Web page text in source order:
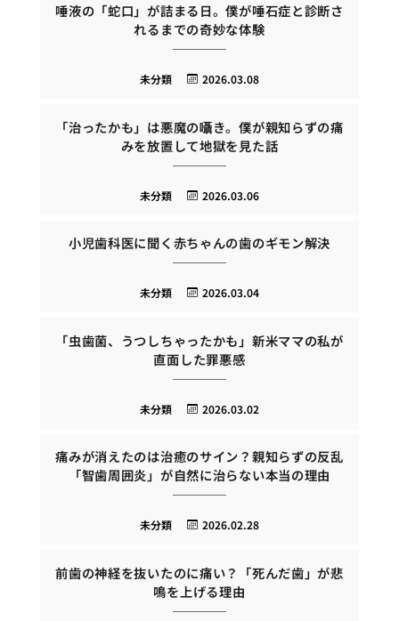
唾液の「蛇口」が詰まる日。僕が唾石症と診断さ
れるまでの奇妙な体験
2026.03.08
未分類
「治ったかも」は悪魔の囁き。僕が親知らずの痛
みを放置して地獄を見た話
2026.03.06
未分類
小児歯科医に聞く赤ちゃんの歯のギモン解決
2026.03.04
未分類
「虫歯菌、うつしちゃったかも」新米ママの私が
直面した罪悪感
2026.03.02
未分類
痛みが消えたのは治癒のサイン？親知らずの反乱
「智歯周囲炎」が自然に治らない本当の理由
2026.02.28
未分類
前歯の神経を抜いたのに痛い？「死んだ歯」が悲
鳴を上げる理由